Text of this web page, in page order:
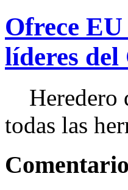
Ofrece
líderes del
Heredero
todas las